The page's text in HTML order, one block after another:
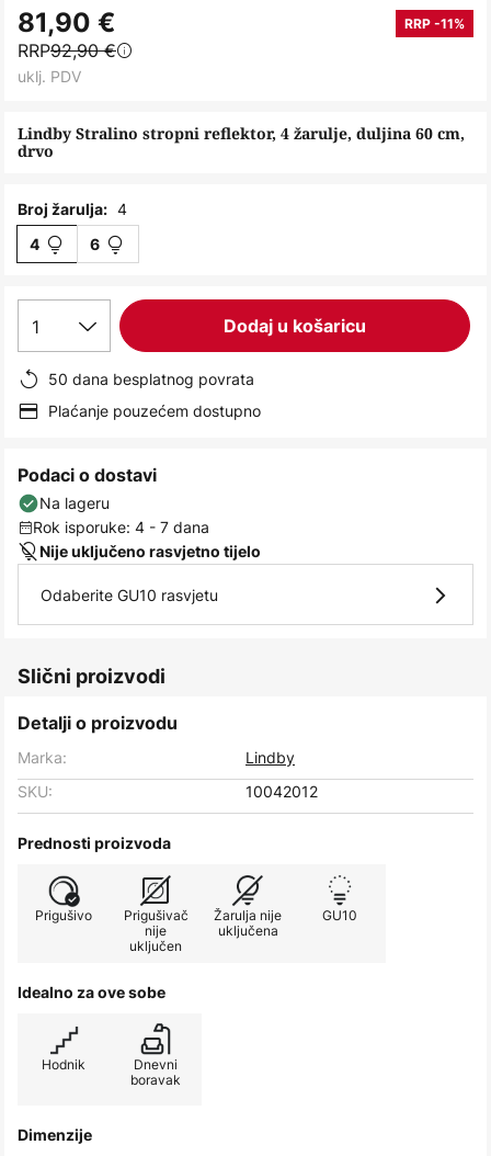
to
the
beginning
the
images
Lindby Stralino stropni reflektor, 4 žarulje, duljina 60 cm,
drvo
81,90 € RRP -11%
RRP92,90 €
uklj. PDV
Broj žarulja: 4
4 6
1 Dodaj u košaricu
50 dana besplatnog povrata
Plaćanje pouzećem dostupno
Podaci o dostavi
Na lageru
Rok isporuke: 4 - 7 dana
Nije uključeno rasvjetno tijelo
Odaberite GU10 rasvjetu
Slični proizvodi
Detalji o proizvodu
Marka:
Lindby
SKU:
10042012
Prednosti proizvoda
Prigušivo
Prigušivač
nije
uključen
Žarulja nije
uključena
GU10
Idealno za ove sobe
Hodnik
Dnevni
boravak
Dimenzije